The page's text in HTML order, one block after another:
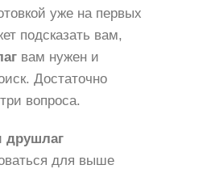
уже на первых
подсказать вам,
вам нужен и
Достаточно
вопроса.
друшлаг
для выше